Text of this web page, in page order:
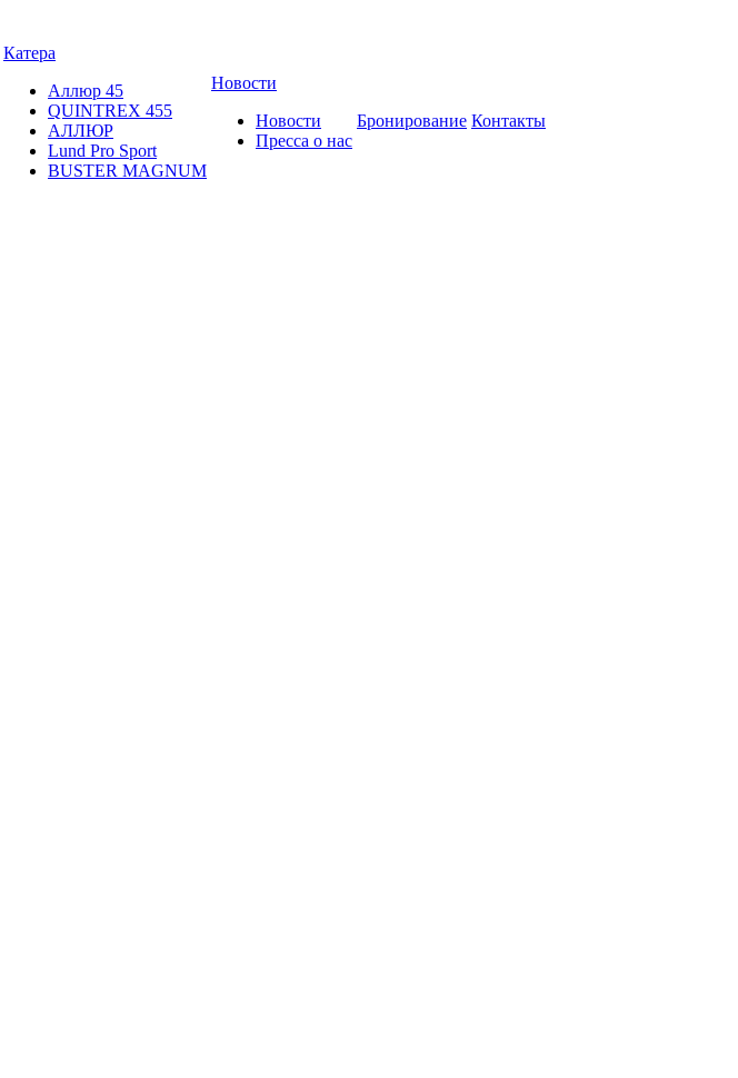
Катера
Аллюр 45
QUINTREX 455
АЛЛЮР
Lund Рro Sport
BUSTER MAGNUM
Новости
Новости
Пресса о нас
Бронирование Контакты